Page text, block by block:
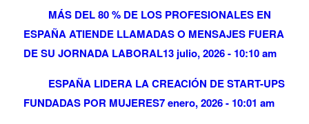
MÁS DEL 80 % DE LOS PROFESIONALES EN
ESPAÑA ATIENDE LLAMADAS O MENSAJES FUERA
DE SU JORNADA LABORAL13 julio, 2026 - 10:10 am
ESPAÑA LIDERA LA CREACIÓN DE START-UPS
FUNDADAS POR MUJERES7 enero, 2026 - 10:01 am